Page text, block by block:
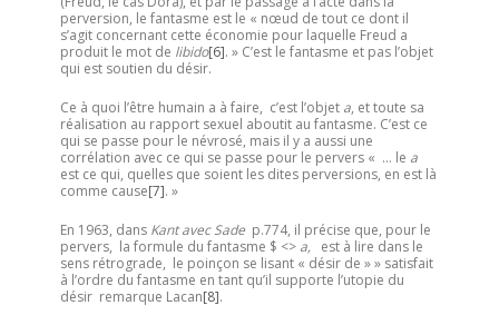
perversion, le fantasme est le « nœud de tout ce dont il
s’agit concernant cette économie pour laquelle Freud a
produit le mot de libido[6]. » C’est le fantasme et pas l’objet
qui est soutien du désir.
Ce à quoi l’être humain a à faire, c’est l’objet a, et toute sa
réalisation au rapport sexuel aboutit au fantasme. C’est ce
qui se passe pour le névrosé, mais il y a aussi une
corrélation avec ce qui se passe pour le pervers « … le a
est ce qui, quelles que soient les dites perversions, en est là
comme cause[7]. »
En 1963, dans Kant avec Sade p.774, il précise que, pour le
pervers, la formule du fantasme $ <> a, est à lire dans le
sens rétrograde, le poinçon se lisant « désir de » » satisfait
à l’ordre du fantasme en tant qu’il supporte l’utopie du
désir remarque Lacan[8].